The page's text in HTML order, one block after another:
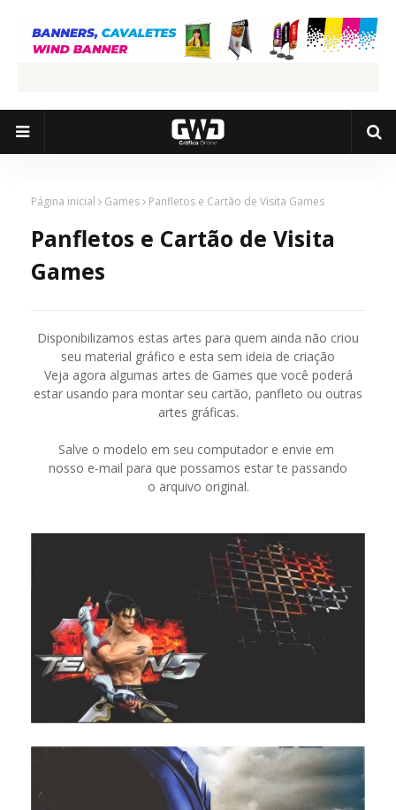
Página inicial Games Panfletos e Cartão de Visita Games
Panfletos e Cartão de Visita
Games
Disponibilizamos estas artes para quem ainda não criou
seu material gráfico e esta sem ideia de criação
Veja agora algumas artes de Games que você poderá
estar usando para montar seu cartão, panfleto ou outras
artes gráficas.
Salve o modelo em seu computador e envie em
nosso e-mail para que possamos estar te passando
o arquivo original.